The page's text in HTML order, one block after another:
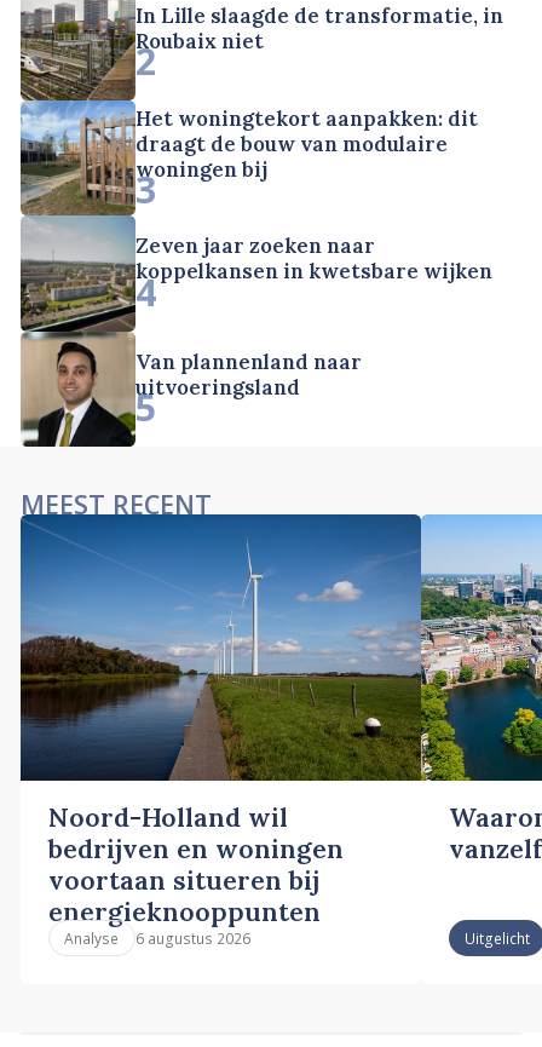
In Lille slaagde de transformatie, in
Roubaix niet
2
Het woningtekort aanpakken: dit
draagt de bouw van modulaire
woningen bij
3
Zeven jaar zoeken naar
koppelkansen in kwetsbare wijken
4
Van plannenland naar
uitvoeringsland
5
MEEST RECENT
Noord-Holland wil
bedrijven en woningen
voortaan situeren bij
energieknooppunten
Analyse 6 augustus 2026 Uitgelicht